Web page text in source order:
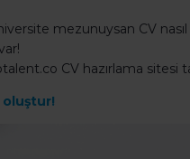
mezunuysan CV nasıl
CV hazırlama sitesi
oluştur!